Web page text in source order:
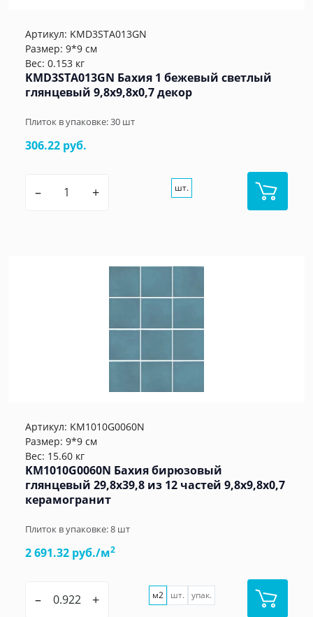
Артикул: KMD3STA013GN
Размер: 9*9 см
Вес: 0.153 кг
KMD3STA013GN Бахия 1 бежевый светлый
глянцевый 9,8x9,8x0,7 декор
Плиток в упаковке:30 шт
306.22 руб.
– + шт.
Артикул: KM1010G0060N
Размер: 9*9 см
Вес: 15.60 кг
KM1010G0060N Бахия бирюзовый
глянцевый 29,8х39,8 из 12 частей 9,8x9,8x0,7
керамогранит
Плиток в упаковке:8 шт
2 691.32 руб./м2
– + м2 шт. упак.